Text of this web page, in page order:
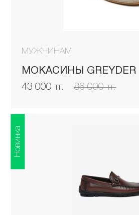
МУЖЧИНАМ
МОКАСИНЫ GREYDER
43 000 тг. 86 000 тг.
Новинка